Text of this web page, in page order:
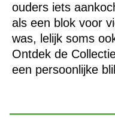
ouders iets
als een blok voor
was, lelijk soms
Ontdek de
een persoonlijke